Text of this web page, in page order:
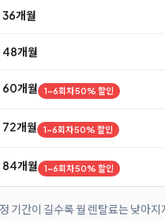
36개월
48개월
60개월 1~6회차 50% 할인
72개월 1~6회차 50% 할인
84개월 1~6회차 50% 할인
기간이 길수록 월 렌탈료는 낮아